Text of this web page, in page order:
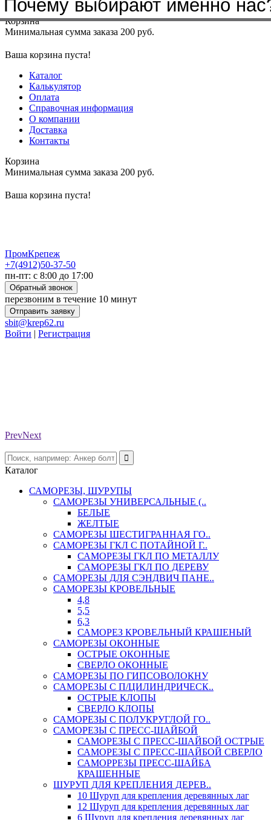
Меню+7(4912)50-37-50sbit@krep62.ru
Корзина
Минимальная сумма заказа 200 руб.
Ваша корзина пуста!
Каталог
Калькулятор
Оплата
Справочная информация
О компании
Доставка
Контакты
Корзина
Минимальная сумма заказа 200 руб.
Ваша корзина пуста!
ПромКрепеж
+7(4912)50-37-50
пн-пт: с 8:00 до 17:00
Обратный звонок
перезвоним в течение 10 минут
Отправить заявку
sbit@krep62.ru
Войти | Регистрация
PrevNext
Каталог
САМОРЕЗЫ, ШУРУПЫ
САМОРЕЗЫ УНИВЕРСАЛЬНЫЕ (..
БЕЛЫЕ
ЖЕЛТЫЕ
САМОРЕЗЫ ШЕСТИГРАННАЯ ГО..
САМОРЕЗЫ ГКЛ С ПОТАЙНОЙ Г..
САМОРЕЗЫ ГКЛ ПО МЕТАЛЛУ
САМОРЕЗЫ ГКЛ ПО ДЕРЕВУ
САМОРЕЗЫ ДЛЯ СЭНДВИЧ ПАНЕ..
САМОРЕЗЫ КРОВЕЛЬНЫЕ
4,8
5,5
6,3
САМОРЕЗ КРОВЕЛЬНЫЙ КРАШЕНЫЙ
САМОРЕЗЫ ОКОННЫЕ
ОСТРЫЕ ОКОННЫЕ
СВЕРЛО ОКОННЫЕ
САМОРЕЗЫ ПО ГИПСОВОЛОКНУ
САМОРЕЗЫ С П/ЦИЛИНДРИЧЕСК..
ОСТРЫЕ КЛОПЫ
СВЕРЛО КЛОПЫ
САМОРЕЗЫ С ПОЛУКРУГЛОЙ ГО..
САМОРЕЗЫ С ПРЕСС-ШАЙБОЙ
САМОРЕЗЫ С ПРЕСС-ШАЙБОЙ ОСТРЫЕ
САМОРЕЗЫ С ПРЕСС-ШАЙБОЙ СВЕРЛО
САМОРРЕЗЫ ПРЕСС-ШАЙБА
КРАШЕННЫЕ
ШУРУП ДЛЯ КРЕПЛЕНИЯ ДЕРЕВ..
10 Шуруп для крепления деревянных лаг
12 Шуруп для крепления деревянных лаг
6 Шуруп для крепления деревянных лаг
Почему выбирают именно